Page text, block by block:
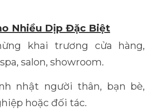
Nhiều Dịp Đặc Biệt
khai trương cửa hàng,
salon, showroom.
nhật người thân, bạn bè,
hoặc đối tác.